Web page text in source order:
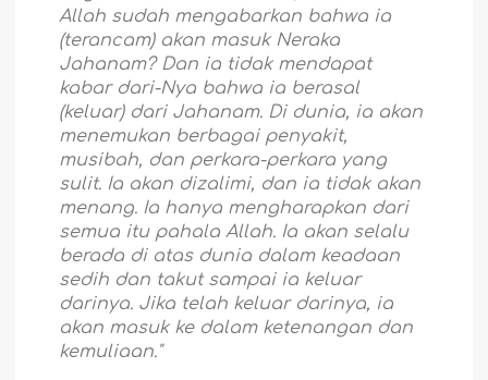
Allah sudah mengabarkan bahwa ia
(terancam) akan masuk Neraka
Jahanam? Dan ia tidak mendapat
kabar dari-Nya bahwa ia berasal
(keluar) dari Jahanam. Di dunia, ia akan
menemukan berbagai penyakit,
musibah, dan perkara-perkara yang
sulit. Ia akan dizalimi, dan ia tidak akan
menang. Ia hanya mengharapkan dari
semua itu pahala Allah. Ia akan selalu
berada di atas dunia dalam keadaan
sedih dan takut sampai ia keluar
darinya. Jika telah keluar darinya, ia
akan masuk ke dalam ketenangan dan
kemuliaan."